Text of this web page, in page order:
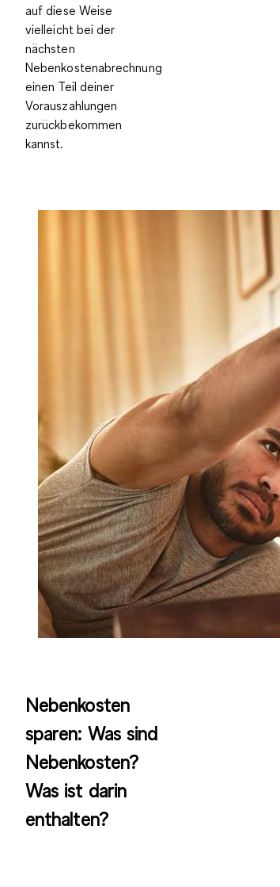
auf diese Weise
vielleicht bei der
nächsten
Nebenkostenabrechnung
einen Teil deiner
Vorauszahlungen
zurückbekommen
kannst.
Nebenkosten
sparen: Was sind
Nebenkosten?
Was ist darin
enthalten?